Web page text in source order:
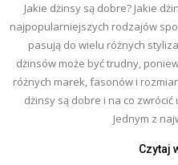
Jakie dżinsy są dobre? Jakie
najpopularniejszych rodzajów
pasują do wielu różnych
dżinsów może być trudny,
różnych marek, fasonów i
dżinsy są dobre i na co
Jednym z
Czytaj